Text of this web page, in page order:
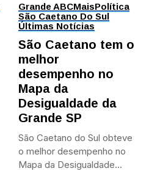
Grande ABCMaisPolítica
São Caetano Do Sul
Últimas Notícias
São Caetano tem o
melhor
desempenho no
Mapa da
Desigualdade da
Grande SP
São Caetano do Sul obteve
o melhor desempenho no
Mapa da Desigualdade...